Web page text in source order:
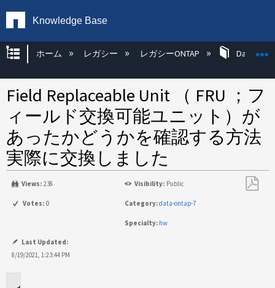
Knowledge Base
グローバル階層を展開/折りたたむ
ホーム レガシー レガシーONTAP Data
Field Replaceable Unit （ FRU ；フ
ィールド交換可能ユニット）が
あったかどうかを確認する方法
実際に交換しました
Views: 238 Visibility: Public
Votes: 0 Category:data-ontap-7
Specialty: hw
Last Updated:
8/19/2021, 1:23:44 PM